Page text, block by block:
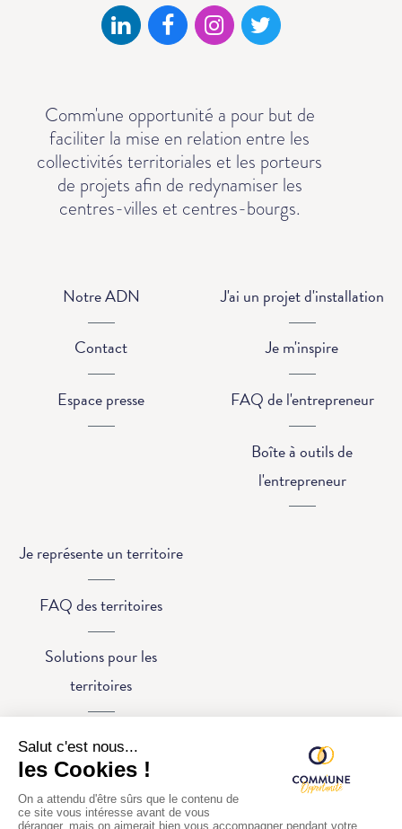
Comm'une opportunité a pour but de
faciliter la mise en relation entre les
collectivités territoriales et les porteurs
de projets afin de redynamiser les
centres-villes et centres-bourgs.
Notre ADN
Contact
Espace presse
J'ai un projet d'installation
Je m'inspire
FAQ de l'entrepreneur
Boîte à outils de
l'entrepreneur
Je représente un territoire
FAQ des territoires
Solutions pour les
territoires
© 2026 - Comm'une Opportunité
Confidentialité|CGU|Mentions légales